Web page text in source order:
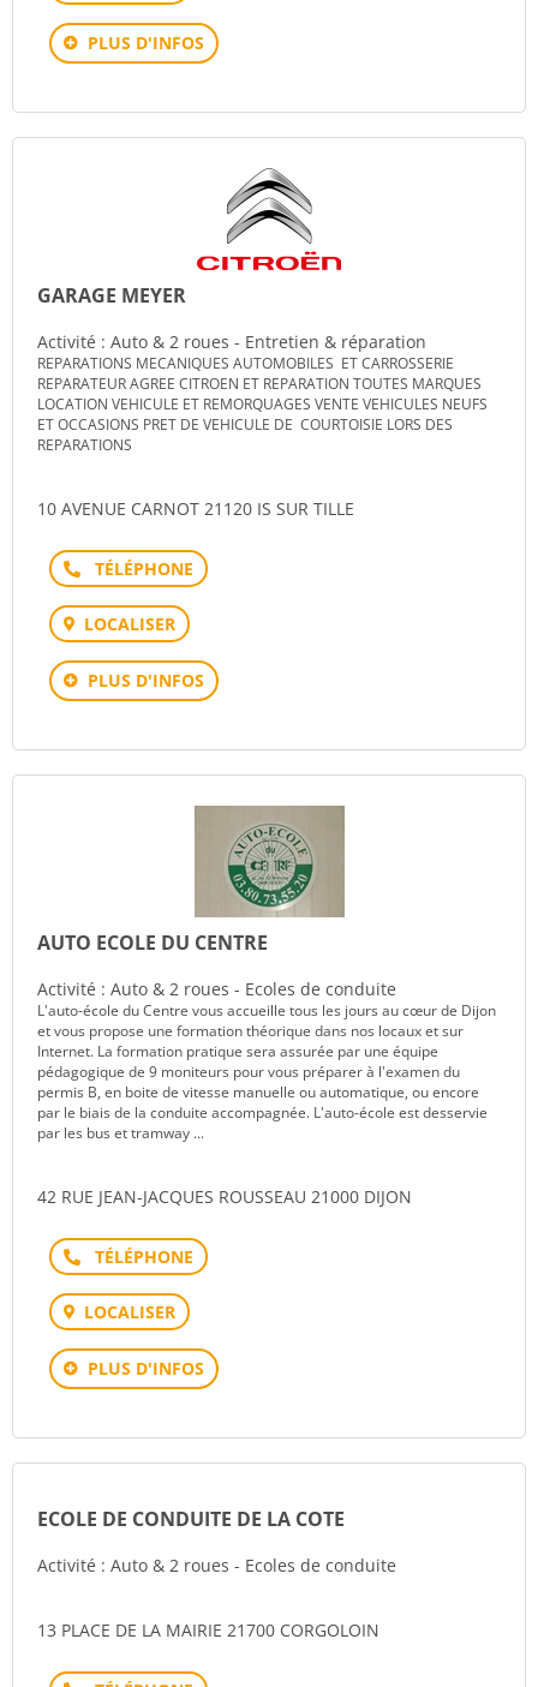
PLUS D'INFOS
GARAGE MEYER
Activité : Auto & 2 roues - Entretien & réparation
REPARATIONS MECANIQUES AUTOMOBILES ET CARROSSERIE
REPARATEUR AGREE CITROEN ET REPARATION TOUTES MARQUES
LOCATION VEHICULE ET REMORQUAGES VENTE VEHICULES NEUFS
ET OCCASIONS PRET DE VEHICULE DE COURTOISIE LORS DES
REPARATIONS
10 AVENUE CARNOT 21120 IS SUR TILLE
Téléphone
LOCALISER
PLUS D'INFOS
AUTO ECOLE DU CENTRE
Activité : Auto & 2 roues - Ecoles de conduite
L'auto-école du Centre vous accueille tous les jours au cœur de Dijon
et vous propose une formation théorique dans nos locaux et sur
Internet. La formation pratique sera assurée par une équipe
pédagogique de 9 moniteurs pour vous préparer à l'examen du
permis B, en boite de vitesse manuelle ou automatique, ou encore
par le biais de la conduite accompagnée. L'auto-école est desservie
par les bus et tramway ...
42 RUE JEAN-JACQUES ROUSSEAU 21000 DIJON
Téléphone
LOCALISER
PLUS D'INFOS
ECOLE DE CONDUITE DE LA COTE
Activité : Auto & 2 roues - Ecoles de conduite
13 PLACE DE LA MAIRIE 21700 CORGOLOIN